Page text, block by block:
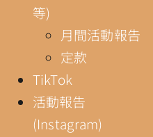
等)
月間活動報告
定款
TikTok
活動報告
(Instagram)